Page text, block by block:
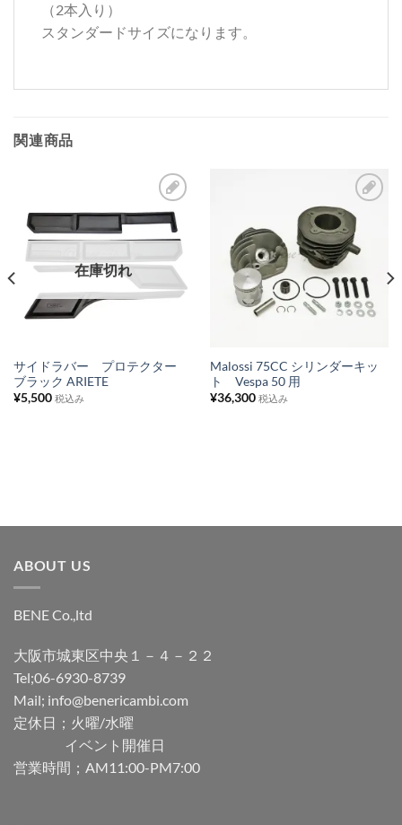
（2本入り）
スタンダードサイズになります。
関連商品
お
気
に
入
ス
在庫切れ
サイドラバー プロテクター
ブラック ARIETE
¥5,500 税込み
お
気
入
り
Malossi 75CC シリンダーキッ
ト Vespa 50 用
¥36,300 税込み
ABOUT US
BENE Co.,ltd
大阪市城東区中央１－４－２２
Tel;06-6930-8739
Mail; info@benericambi.com
定休日；火曜/水曜
イベント開催日
営業時間；AM11:00-PM7:00